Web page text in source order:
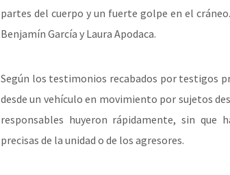
partes del cuerpo y un fuerte golpe en el
Benjamín García y Laura Apodaca.
Según los testimonios recabados por testigos
desde un vehículo en movimiento por sujetos
responsables huyeron rápidamente, sin
precisas de la unidad o de los agresores.